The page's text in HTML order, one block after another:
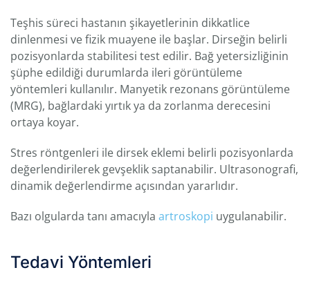
Teşhis süreci hastanın şikayetlerinin dikkatlice
dinlenmesi ve fizik muayene ile başlar. Dirseğin belirli
pozisyonlarda stabilitesi test edilir. Bağ yetersizliğinin
şüphe edildiği durumlarda ileri görüntüleme
yöntemleri kullanılır. Manyetik rezonans görüntüleme
(MRG), bağlardaki yırtık ya da zorlanma derecesini
ortaya koyar.
Stres röntgenleri ile dirsek eklemi belirli pozisyonlarda
değerlendirilerek gevşeklik saptanabilir. Ultrasonografi,
dinamik değerlendirme açısından yararlıdır.
Bazı olgularda tanı amacıyla artroskopi uygulanabilir.
Tedavi Yöntemleri